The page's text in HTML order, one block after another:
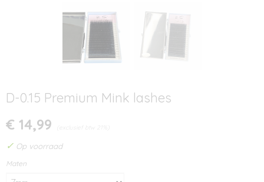
D-0.15 Premium Mink lashes
€ 14,99 (exclusief btw 21%)
✓ Op voorraad
Maten